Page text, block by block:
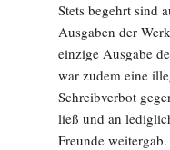
Stets begehrt sind
Ausgaben der
einzige Ausgabe
war zudem eine
Schreib­verbot
ließ und an
Freunde